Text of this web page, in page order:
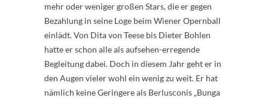
mehr oder weniger großen Stars, die er gegen
Bezahlung in seine Loge beim Wiener Opernball
einlädt. Von Dita von Teese bis Dieter Bohlen
hatte er schon alle als aufsehen-erregende
Begleitung dabei. Doch in diesem Jahr geht er in
den Augen vieler wohl ein wenig zu weit. Er hat
nämlich keine Geringere als Berlusconis „Bunga